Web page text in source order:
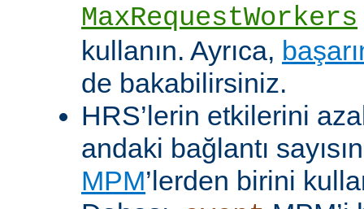
MaxRequestWorkers
kullanın. Ayrıca,
de bakabilirsiniz.
HRS’lerin etkilerini
andaki bağlantı
MPM’lerden birini